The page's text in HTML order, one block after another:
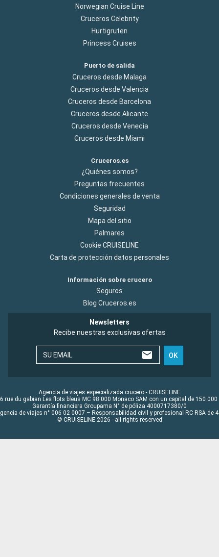
Norwegian Cruise Line
Cruceros Celebrity
Hurtigruten
Princess Cruises
Puerto de salida
Cruceros desde Malaga
Cruceros desde Valencia
Cruceros desde Barcelona
Cruceros desde Alicante
Cruceros desde Venecia
Cruceros desde Miami
Cruceros.es
¿Quiénes somos?
Preguntas frecuentes
Condiciones generales de venta
Seguridad
Mapa del sitio
Palmares
Cookie CRUISELINE
Carta de protección datos personales
Información sobre crucero
Seguros
Blog Cruceros.es
Newsletters
Recibe nuestras exclusivas ofertas
SU EMAIL OK
Agencia de viajes especializada crucero - CRUISELINE
rue du gabian Les flots bleus MC 98 000 Monaco SAM con un capital de 150 000
Garantía financiera Groupama N° de póliza 4000717380/0
de viajes n° 006 02 0007 – Responsabilidad civil y profesional RC RSA de
© CRUISELINE 2026 - all rights reserved